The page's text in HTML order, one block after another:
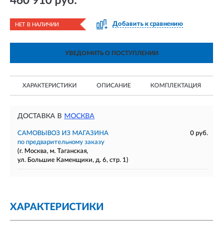
НЕТ В НАЛИЧИИ Добавить к сравнению
УВЕДОМИТЬ О ПОСТУПЛЕНИИ
ХАРАКТЕРИСТИКИ ОПИСАНИЕ КОМПЛЕКТАЦИЯ
ДОСТАВКА В МОСКВА
САМОВЫВОЗ ИЗ МАГАЗИНА
0 руб.
по предварительному заказу
(г. Москва, м. Таганская,
ул. Большие Каменщики, д. 6, стр. 1)
ХАРАКТЕРИСТИКИ